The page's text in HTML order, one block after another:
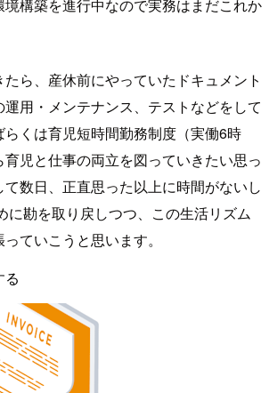
構築を進行中なので実務はまだこれか
ら、産休前にやっていたドキュメント
用・メンテナンス、テストなどをして
くは育児短時間勤務制度（実働6時
児と仕事の両立を図っていきたい思っ
数日、正直思った以上に時間がないし
に勘を取り戻しつつ、この生活リズム
ていこうと思います。
る